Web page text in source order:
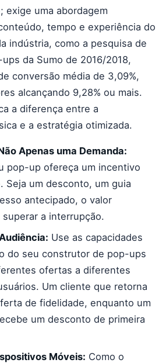
exige uma abordagem
tempo e experiência do
indústria, como a pesquisa de
da Sumo de 2016/2018,
conversão média de 3,09%,
alcançando 9,28% ou mais.
a diferença entre a
e a estratégia otimizada.
Apenas uma Demanda:
pop-up ofereça um incentivo
Seja um desconto, um guia
antecipado, o valor
a interrupção.
Use as capacidades
do seu construtor de pop-ups
ofertas a diferentes
Um cliente que retorna
de fidelidade, enquanto um
um desconto de primeira
Móveis: Como o